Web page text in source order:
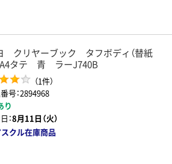
クリヤーブック タフボディ（替紙
タテ 青 ラーJ740B
（1件）
号：2894968
り
：8月11日（火）
クル在庫商品